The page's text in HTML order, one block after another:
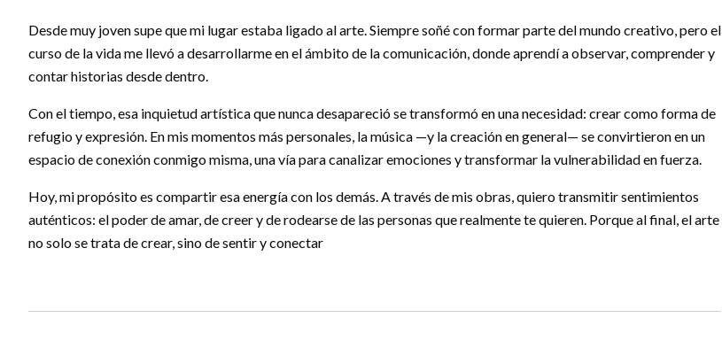
Desde muy joven supe que mi lugar estaba ligado al arte. Siempre soñé con formar parte del mundo creativo, pero el
curso de la vida me llevó a desarrollarme en el ámbito de la comunicación, donde aprendí a observar, comprender y
contar historias desde dentro.
Con el tiempo, esa inquietud artística que nunca desapareció se transformó en una necesidad: crear como forma de
refugio y expresión. En mis momentos más personales, la música —y la creación en general— se convirtieron en un
espacio de conexión conmigo misma, una vía para canalizar emociones y transformar la vulnerabilidad en fuerza.
Hoy, mi propósito es compartir esa energía con los demás. A través de mis obras, quiero transmitir sentimientos
auténticos: el poder de amar, de creer y de rodearse de las personas que realmente te quieren. Porque al final, el arte
no solo se trata de crear, sino de sentir y conectar